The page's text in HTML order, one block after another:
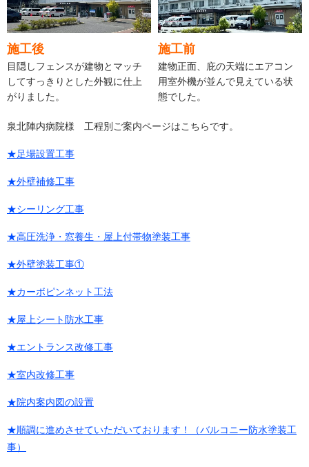
施工後
目隠しフェンスが建物とマッチ
してすっきりとした外観に仕上
がりました。
施工前
建物正面、庇の天端にエアコン
用室外機が並んで見えている状
態でした。
泉北陣内病院様 工程別ご案内ページはこちらです。
★足場設置工事
★外壁補修工事
★シーリング工事
★高圧洗浄・窓養生・屋上付帯物塗装工事
★外壁塗装工事①
★カーボピンネット工法
★屋上シート防水工事
★エントランス改修工事
★室内改修工事
★院内案内図の設置
★順調に進めさせていただいております！（バルコニー防水塗装工
事）